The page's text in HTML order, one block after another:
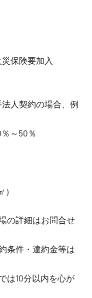
険要加入
人契約の場合、例
～50％
の詳細はお問合せ
条件・違約金等は
は10分以内を心が